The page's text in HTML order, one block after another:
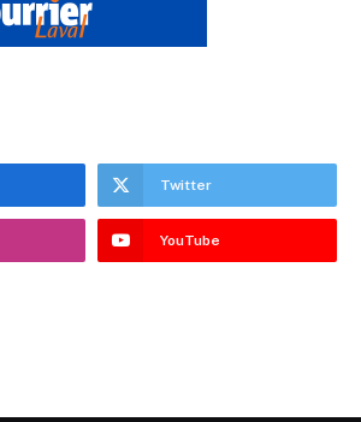
Twitter
YouTube